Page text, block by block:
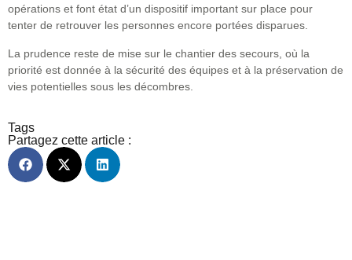
opérations et font état d’un dispositif important sur place pour
tenter de retrouver les personnes encore portées disparues.
La prudence reste de mise sur le chantier des secours, où la
priorité est donnée à la sécurité des équipes et à la préservation de
vies potentielles sous les décombres.
Tags
Partagez cette article :